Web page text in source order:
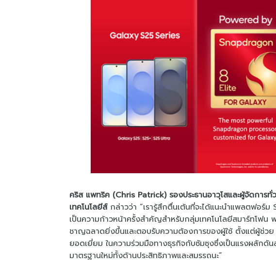
คริส แพทริค (Chris Patrick) รองประธานอาวุโสและผู้จัดกา
เทคโนโลยีส์กล่าวว่า “เรารู้สึกตื่นเต้นที่จะได้แนะนำแพลตฟอ
เป็นความก้าวหน้าครั้งสำคัญสำหรับกลุ่มเทคโนโลยีสมาร์ทโฟน
ชาญฉลาดยิ่งขึ้นและตอบรับความต้องการของผู้ใช้ ตั้งแต่ผู้ช่ว
ยอดเยี่ยม ในความร่วมมือทางธุรกิจกับซัมซุงซึ่งเป็นแรงผลักดั
มาตรฐานใหม่ทั้งด้านประสิทธิภาพและสมรรถนะ”